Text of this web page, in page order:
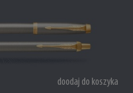
doodaj do koszyka